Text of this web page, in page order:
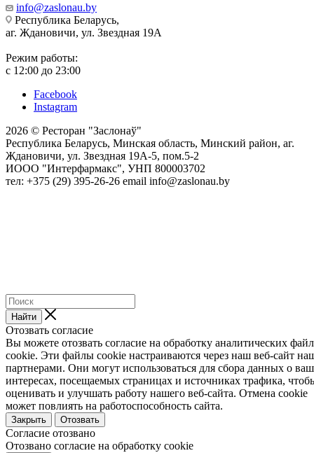
info@zaslonau.by
Республика Беларусь,
аг. Ждановичи, ул. Звездная 19А
Режим работы:
с 12:00 до 23:00
Facebook
Instagram
2026 © Ресторан "Заслонаў"
Республика Беларусь, Минская область, Минский район, аг.
Ждановичи, ул. Звездная 19А-5, пом.5-2
ИООО "Интерфармакс", УНП 800003702
тел: +375 (29) 395-26-26 email info@zaslonau.by
Найти
Отозвать согласие
Вы можете отозвать согласие на обработку аналитических
cookie. Эти файлы cookie настраиваются через наш веб-сайт
партнерами. Они могут использоваться для сбора данных о
интересах, посещаемых страницах и источниках трафика,
оценивать и улучшать работу нашего веб-сайта. Отмена cookie
может повлиять на работоспособность сайта.
Закрыть Отозвать
Согласие отозвано
Отозвано согласие на обработку cookie